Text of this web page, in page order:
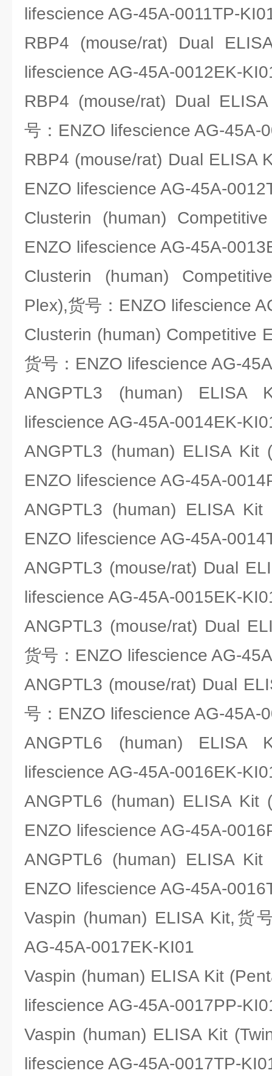
lifescience AG-45A-0011TP-
RBP4 (mouse/rat) Dual
lifescience AG-45A-0012EK-
RBP4 (mouse/rat) Dual
号：ENZO lifescience AG-45A-
RBP4 (mouse/rat) Dual ELISA
ENZO lifescience AG-45A-
Clusterin (human)
ENZO lifescience AG-45A-
Clusterin (human)
Plex),货号：ENZO lifescience
Clusterin (human) Competitive
货号：ENZO lifescience AG-
ANGPTL3 (human)
lifescience AG-45A-0014EK-
ANGPTL3 (human) ELISA
ENZO lifescience AG-45A-
ANGPTL3 (human) ELISA
ENZO lifescience AG-45A-
ANGPTL3 (mouse/rat) Dual
lifescience AG-45A-0015EK-
ANGPTL3 (mouse/rat) Dual
货号：ENZO lifescience AG-
ANGPTL3 (mouse/rat) Dual
号：ENZO lifescience AG-45A-
ANGPTL6 (human)
lifescience AG-45A-0016EK-
ANGPTL6 (human) ELISA
ENZO lifescience AG-45A-
ANGPTL6 (human) ELISA
ENZO lifescience AG-45A-
Vaspin (human) ELISA Kit,货
AG-45A-0017EK-KI01
Vaspin (human) ELISA Kit
lifescience AG-45A-0017PP-
Vaspin (human) ELISA Kit
lifescience AG-45A-0017TP-